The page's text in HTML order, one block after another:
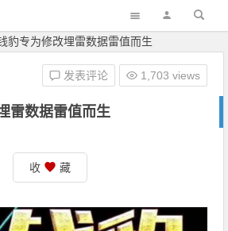
豹专为修改埋雷数据雷值而生
雷数据雷值而生
发表评论 1,703 views
收 藏